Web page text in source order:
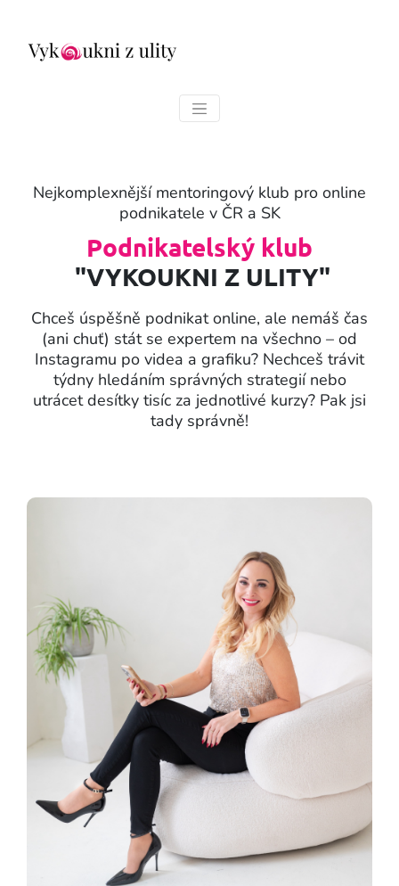
Nejkomplexnější mentoringový klub pro online
podnikatele v ČR a SK
Podnikatelský klub
"VYKOUKNI Z ULITY"
Chceš úspěšně podnikat online, ale nemáš čas
(ani chuť) stát se expertem na všechno – od
Instagramu po videa a grafiku? Nechceš trávit
týdny hledáním správných strategií nebo
utrácet desítky tisíc za jednotlivé kurzy? Pak jsi
tady správně!